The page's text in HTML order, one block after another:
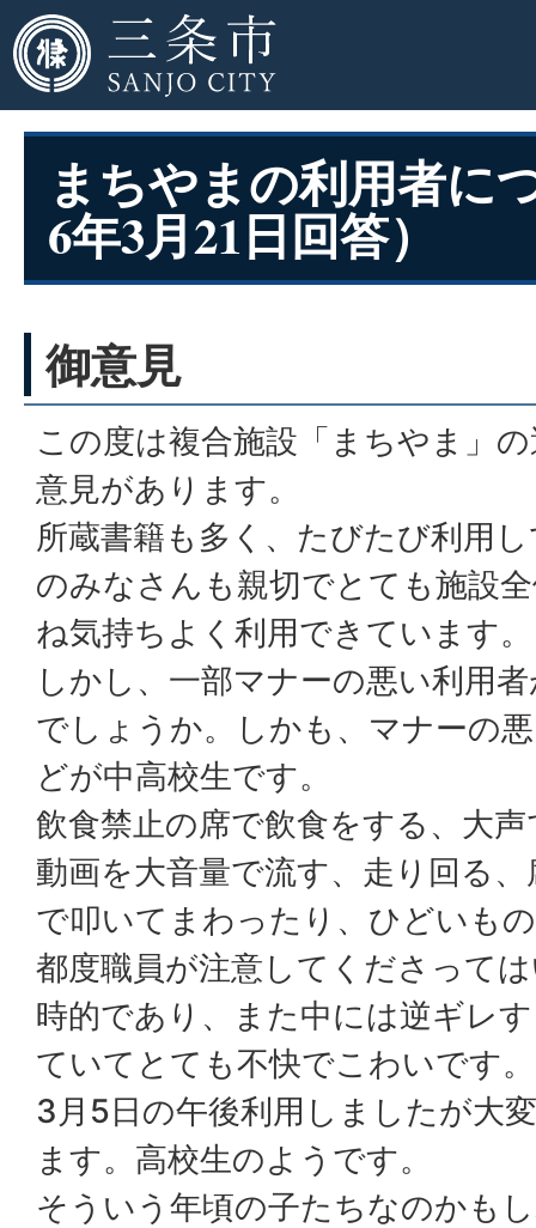
まちやまの利用者に
6年3月21日回答）
御意見
この度は複合施設「まちやま」
意見があります。
所蔵書籍も多く、たびたび利用
のみなさんも親切でとても施設
ね気持ちよく利用できています。
しかし、一部マナーの悪い利用
でしょうか。しかも、マナーの
どが中高校生です。
飲食禁止の席で飲食をする、大
動画を大音量で流す、走り回る
で叩いてまわったり、ひどいも
都度職員が注意してくださって
時的であり、また中には逆ギレ
ていてとても不快でこわいです。
3月5日の午後利用しましたが大
ます。高校生のようです。
そういう年頃の子たちなのかも